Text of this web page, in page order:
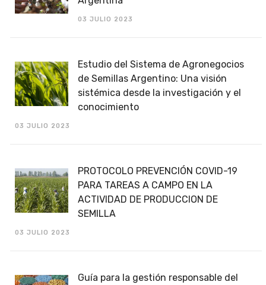
03 JULIO 2023
Estudio del Sistema de Agronegocios
de Semillas Argentino: Una visión
sistémica desde la investigación y el
conocimiento
03 JULIO 2023
PROTOCOLO PREVENCIÓN COVID-19
PARA TAREAS A CAMPO EN LA
ACTIVIDAD DE PRODUCCION DE
SEMILLA
03 JULIO 2023
Guía para la gestión responsable del